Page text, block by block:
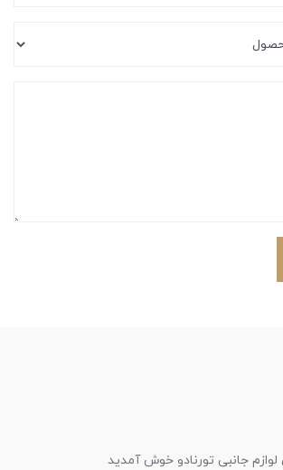
لوازم جانبی تورنادو خوش آمدید